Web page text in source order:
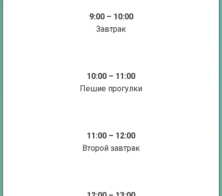
9:00 – 10:00
Завтрак
10:00 – 11:00
Пешие прогулки
11:00 – 12:00
Второй завтрак